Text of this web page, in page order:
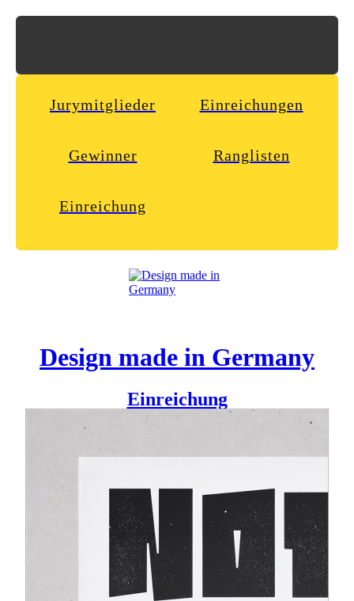
Jurymitglieder Einreichungen
Gewinner Ranglisten
Einreichung
Design made in Germany
Einreichung
Letterpress x Typography x Woodcut
Die Klarheit eines einfachen Schwarz/Weiß-Drucks ist nur
schwer zu überbieten – unabhängig aller Möglichkeiten, die
zur Auswahl stehen: Nothing beats a simple black and white
Bedingt durch das Druckverfahren unterscheidet sich jeder
einzelne Druck ein klein wenig von allen übrigen Drucken.
Letztlich sind es ganz klar die feinen Unterschiede, die
„Fehler“ und unerwarteten Details, die allen Drucken eine
spür- und sichtbare Wärme und Einzigartigkeit verleihen.